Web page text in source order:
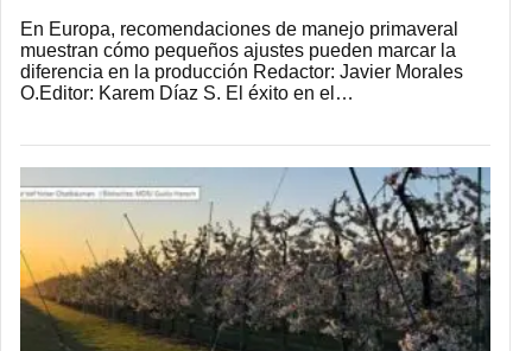
En Europa, recomendaciones de manejo primaveral
muestran cómo pequeños ajustes pueden marcar la
diferencia en la producción Redactor: Javier Morales
O.Editor: Karem Díaz S. El éxito en el…